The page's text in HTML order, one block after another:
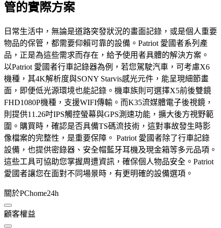
管的實際方案
日常生活中，無論是道路突發狀況的畫面記錄，或是個人重要
物品的保管，都需要仰賴可靠的設備。Patriot 愛國者系列產
品，正是為這些需求而存在，給予使用者具體的解決方案。
以Patriot 愛國者行車記錄器為例，若您駕駛汽車，可考慮X6
機種，其4K解析度與SONY Starvis感光元件，能呈現細節畫
面，即便低光源環境也能記錄。機車族則可選擇X5前後雙鏡
FHD1080P機種，支援WIFI傳輸。而K35流媒體電子後視鏡，
則提供11.26吋IPS觸控螢幕與GPS測速功能，擴大後方視野範
圍。購買時，確認是否具備TS碼流技術，這對事故發生時影
像檔案的完整性，是重要保障。 Patriot 愛國者除了行車記錄
設備，也提供密錄器、安全帽藍牙耳機及現金箱等多元品項。
這些工具可協助您掌握周遭資訊，確保個人物品安全。Patriot
愛國者讓您在面對不同場景時，有更明確的設備選項。
關於PChome24h
顧客權益